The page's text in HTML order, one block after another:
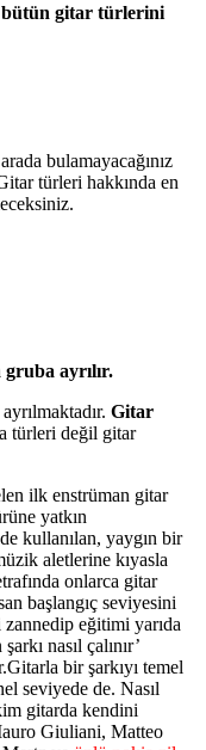
bütün gitar türlerini
bulamayacağınız
türleri hakkında en
ayrılır.
Gitar
türleri değil gitar
ilk enstrüman gitar
yatkın
kullanılan, yaygın bir
aletlerine kıyasla
onlarca gitar
başlangıç seviyesini
eğitimi yarıda
nasıl çalınır’
bir şarkıyı temel
seviyede de. Nasıl
gitarda kendini
Giuliani, Matteo